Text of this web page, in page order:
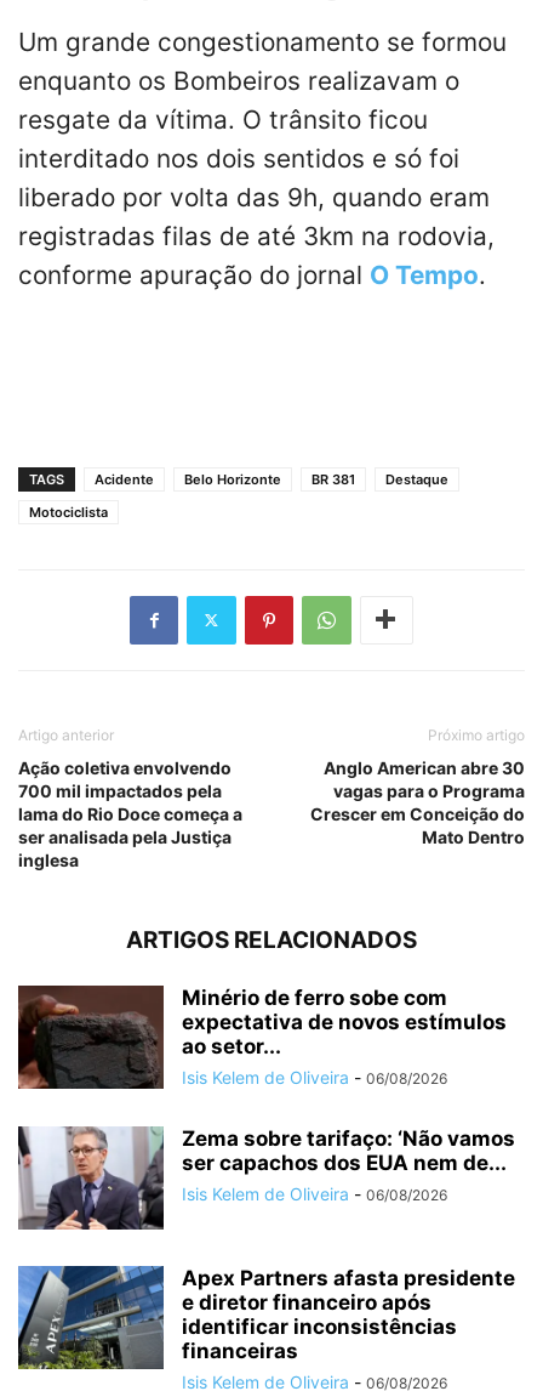
Um grande congestionamento se formou
enquanto os Bombeiros realizavam o
resgate da vítima. O trânsito ficou
interditado nos dois sentidos e só foi
liberado por volta das 9h, quando eram
registradas filas de até 3km na rodovia,
conforme apuração do jornal O Tempo.
TAGS Acidente Belo Horizonte BR 381
Destaque
Motociclista
Artigo anterior
Ação coletiva envolvendo
700 mil impactados pela
lama do Rio Doce começa a
ser analisada pela Justiça
inglesa
Próximo artigo
Anglo American abre 30
vagas para o Programa
Crescer em Conceição do
Mato Dentro
ARTIGOS RELACIONADOS
Minério de ferro sobe com
expectativa de novos estímulos
ao setor...
Isis Kelem de Oliveira - 06/08/2026
Zema sobre tarifaço: ‘Não vamos
ser capachos dos EUA nem de...
Isis Kelem de Oliveira - 06/08/2026
Apex Partners afasta presidente
e diretor financeiro após
identificar inconsistências
financeiras
Isis Kelem de Oliveira - 06/08/2026